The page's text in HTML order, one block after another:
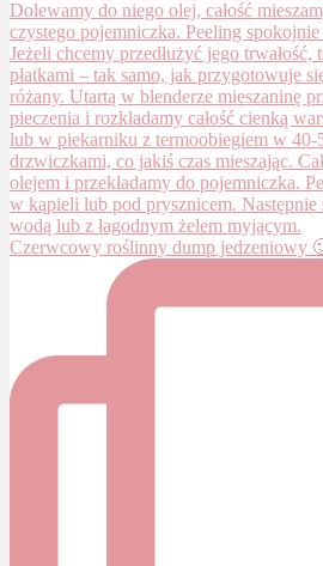
Czerwcowy roślinny dump jedzeniowy